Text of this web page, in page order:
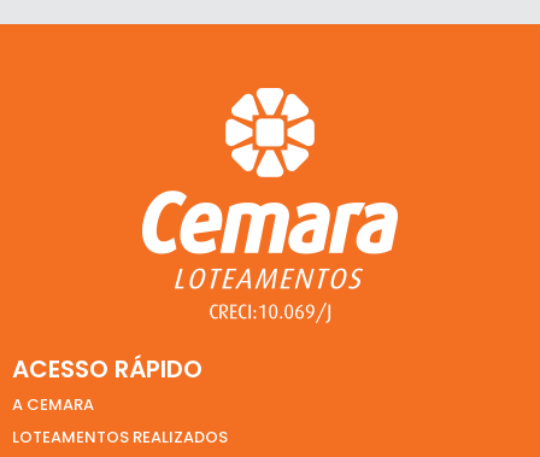
ACESSO RÁPIDO
A CEMARA
LOTEAMENTOS REALIZADOS